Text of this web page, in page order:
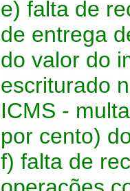
e) falta de
de entrega
do valor do
escriturado
ICMS -
por cento)
f) falta de